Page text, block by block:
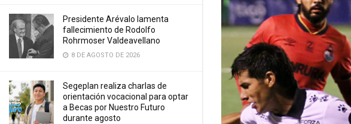
Presidente Arévalo lamenta
fallecimiento de Rodolfo
Rohrmoser Valdeavellano
8 DE AGOSTO DE 2026
Segeplan realiza charlas de
orientación vocacional para optar
a Becas por Nuestro Futuro
durante agosto